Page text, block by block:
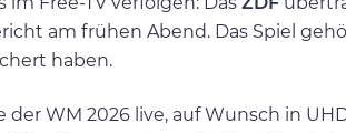
am frühen Abend. Das Spiel
haben.
der WM 2026 live, auf Wunsch in